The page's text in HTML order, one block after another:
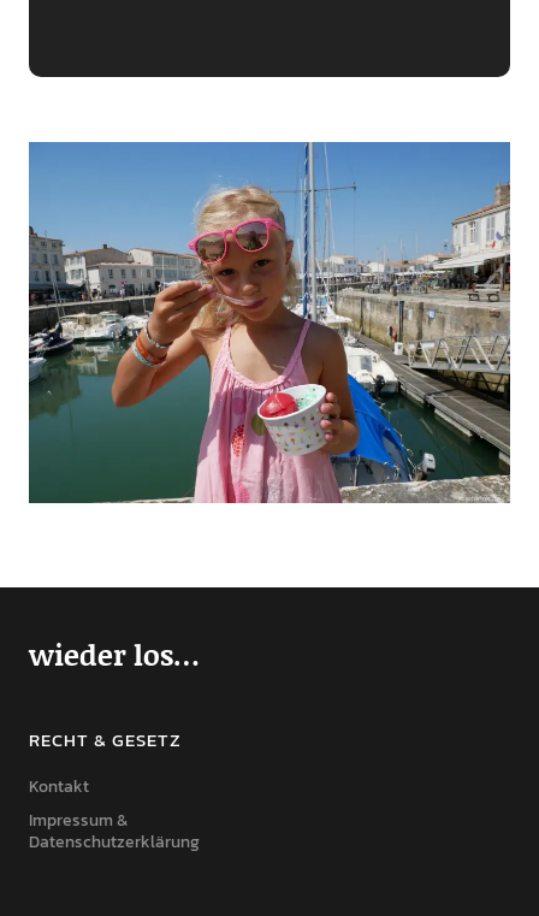
wieder los…
RECHT & GESETZ
Kontakt
Impressum &
Datenschutzerklärung